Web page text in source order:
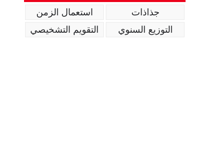
جذاذات
استعمال الزمن
التوزيع السنوي
التقويم التشخيصي